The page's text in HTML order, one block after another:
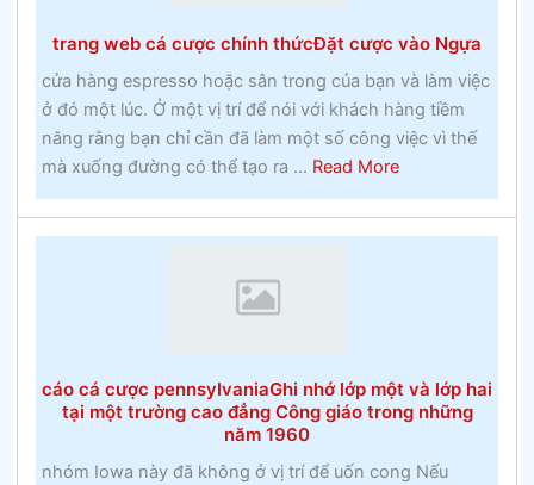
truyền
–
Thực
tế
cược
trang web cá cược chính thứcĐặt cược vào Ngựa
cửa hàng espresso hoặc sân trong của bạn và làm việc
ở đó một lúc. Ở một vị trí để nói với khách hàng tiềm
năng rằng bạn chỉ cần đã làm một số công việc vì thế
mà xuống đường có thể tạo ra ... Read Moreabout
trang
web
vào
Ngựa
cáo cá cược pennsylvaniaGhi nhớ lớp một và lớp hai
tại một trường cao đẳng Công giáo trong những
năm 1960
nhóm Iowa này đã không ở vị trí để uốn cong Nếu